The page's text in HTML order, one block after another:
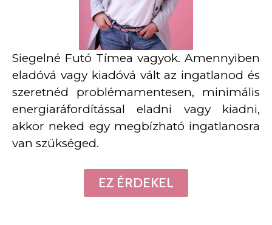
Siegelné Futó Tímea vagyok. Amennyiben
eladóvá vagy kiadóvá vált az ingatlanod és
szeretnéd problémamentesen, minimális
energiaráfordítással eladni vagy kiadni,
akkor neked egy megbízható ingatlanosra
van szükséged.
EZ ÉRDEKEL